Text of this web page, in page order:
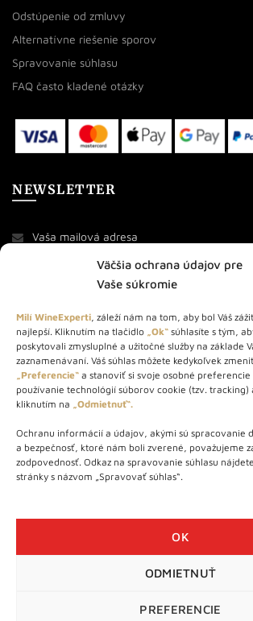
Väčšia ochrana údajov pre
Vaše súkromie
Milí WineExperti, záleží nám na tom, aby bol Váš
najlepší. Kliknutím na tlačidlo „Ok“ súhlasíte s tým,
poskytovali zmysluplné a užitočné služby na základe
zaznamenávaní. Váš súhlas môžete kedykoľvek
„Preferencie“ a stanoviť si svoje osobné
používanie technológií súborov cookie (tzv. tracking)
kliknutím na „Odmietnuť“.
Ochranu informácií a údajov, akými sú spracovanie
a bezpečnosť, ktoré nám boli zverené, považujeme
zodpovednosť. Odkaz na spravovanie súhlasu
stránky s názvom „Spravovať súhlas“.
OK
ODMIETNUŤ
PREFERENCIE
Odstúpenie od zmluvy
Alternatívne riešenie sporov
Spravovanie súhlasu
FAQ často kladené otázky
NEWSLETTER
O NÁS
STORE – obchod s vínom a destilátmi od roku
webovej stránke predávame viac ako 1000+
produktov.
Info tel.: +421 917 779 888
Vínotéka: +421 917 888 879
Vínotéka: Bratislavská 49/B, Bratislava 841